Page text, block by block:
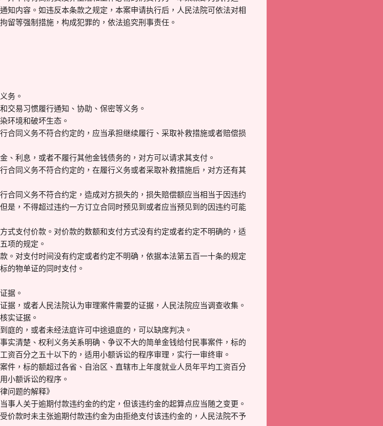
知内容。如违反本条款之规定，本案申请执行后，人民法院可依法对相
留等强制措施，构成犯罪的，依法追究刑事责任。
务。
交易习惯履行通知、协助、保密等义务。
环境和破坏生态。
合同义务不符合约定的，应当承担继续履行、采取补救措施或者赔偿损
、利息，或者不履行其他金钱债务的，对方可以请求其支付。
合同义务不符合约定的，在履行义务或者采取补救措施后，对方还有其
合同义务不符合约定，造成对方损失的，损失赔偿额应当相当于因违约
是，不得超过违约一方订立合同时预见到或者应当预见到的因违约可能
式支付价款。对价款的数额和支付方式没有约定或者约定不明确的，适
项的规定。
。对支付时间没有约定或者约定不明确，依据本法第五百一十条的规定
的物单证的同时支付。
据。
据，或者人民法院认为审理案件需要的证据，人民法院应当调查收集。
实证据。
庭的，或者未经法庭许可中途退庭的，可以缺席判决。
实清楚、权利义务关系明确、争议不大的简单金钱给付民事案件，标的
资百分之五十以下的，适用小额诉讼的程序审理，实行一审终审。
件，标的额超过各省、自治区、直辖市上年度就业人员年平均工资百分
小额诉讼的程序。
问题的解释》
事人关于逾期付款违约金的约定，但该违约金的起算点应当随之变更。
价款时未主张逾期付款违约金为由拒绝支付该违约金的，人民法院不予